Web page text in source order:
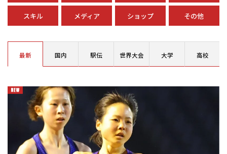
スキル メディア ショップ その他
最新 国内 駅伝 世界大会 大学 高校